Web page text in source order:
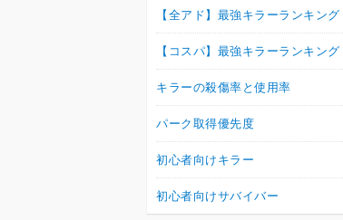
【全アド】最強キラーランキング
【コスパ】最強キラーランキング
キラーの殺傷率と使用率
パーク取得優先度
初心者向けキラー
初心者向けサバイバー